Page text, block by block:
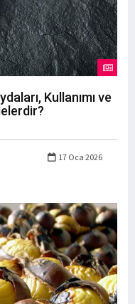
Kullanımı ve
17 Oca 2026